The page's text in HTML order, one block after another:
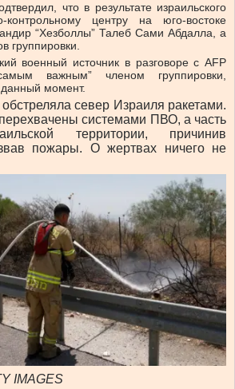
что в результате израильского
центру на юго-востоке
“Хезболлы” Талеб Сами Абдалла, а
группировки.
военный источник в разговоре с AFP
важным” членом группировки,
момент.
обстреляла север Израиля ракетами.
системами ПВО, а часть
территории, причинив
пожары. О жертвах ничего не
IMAGES